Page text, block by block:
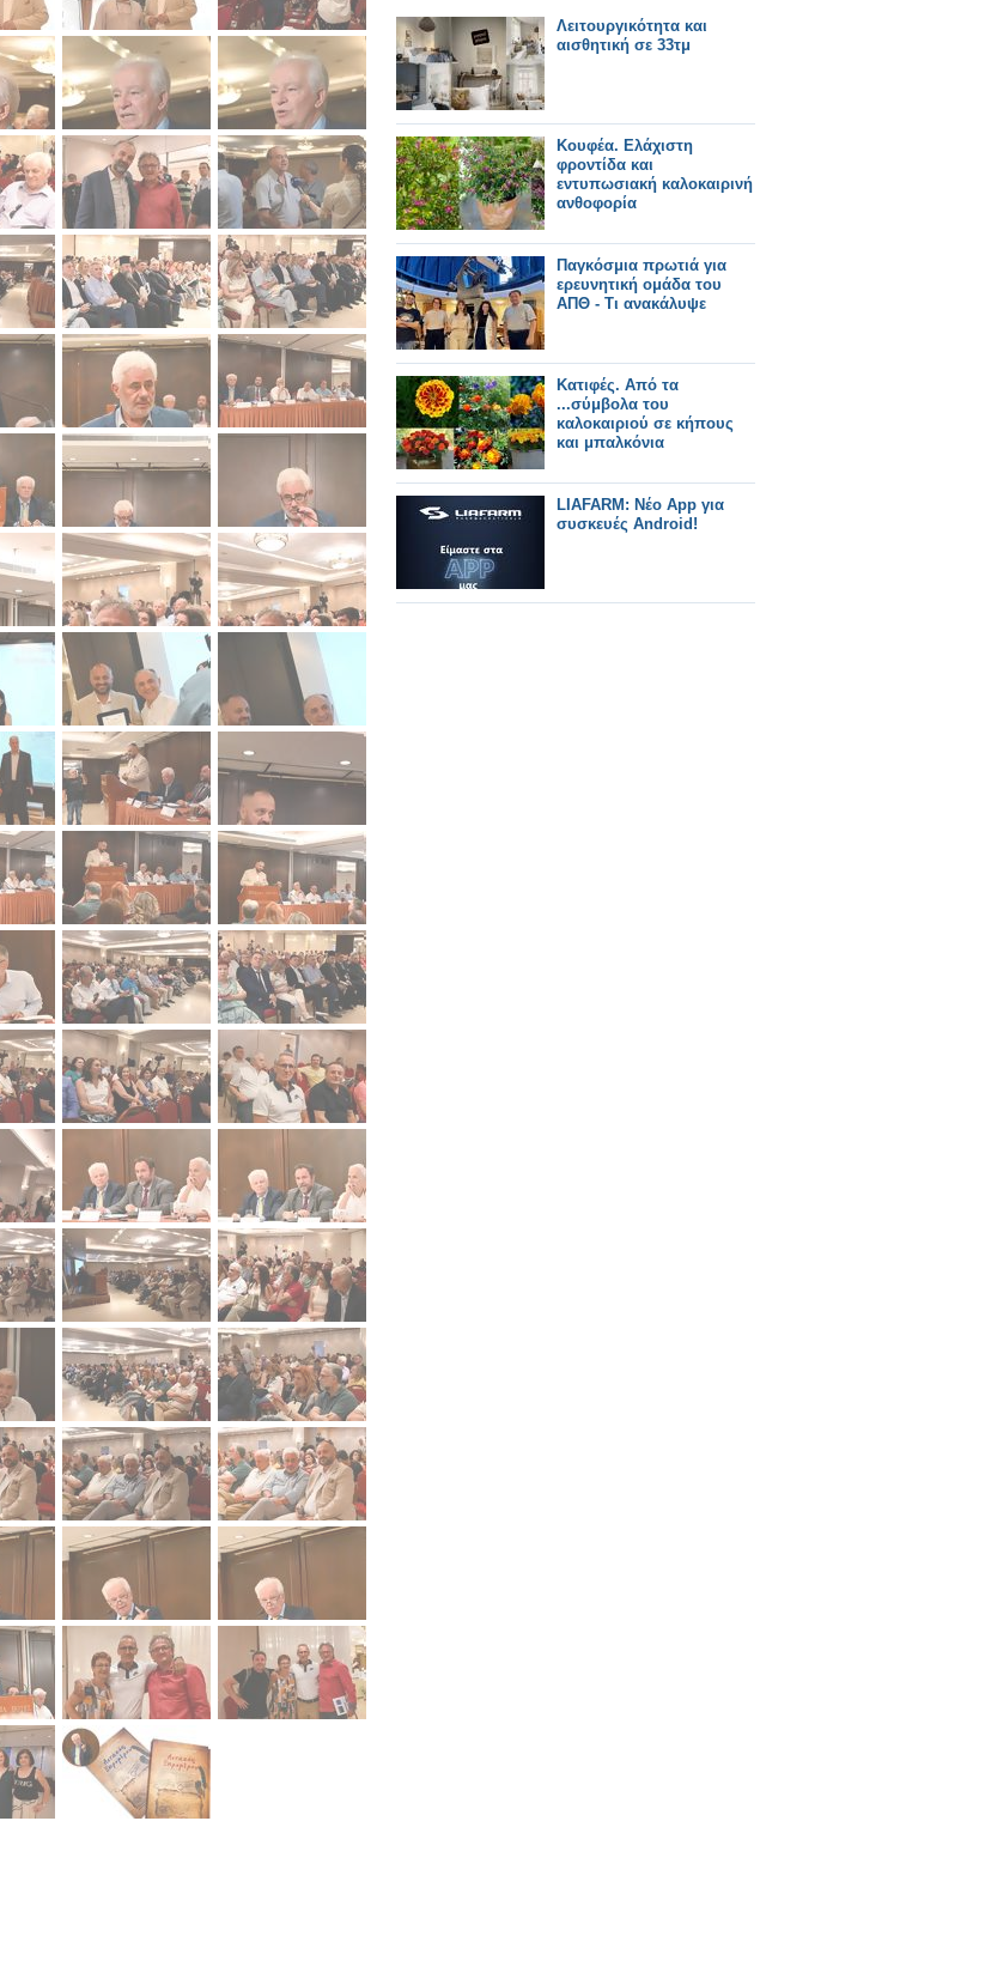
Λειτουργικότητα και
αισθητική σε 33τμ
Κουφέα. Ελάχιστη
φροντίδα και
εντυπωσιακή καλοκαιρινή
ανθοφορία
Παγκόσμια πρωτιά για
ερευνητική ομάδα του
ΑΠΘ - Τι ανακάλυψε
Κατιφές. Από τα
...σύμβολα του
καλοκαιριού σε κήπους
και μπαλκόνια
LIAFARM: Νέο App για
συσκευές Android!